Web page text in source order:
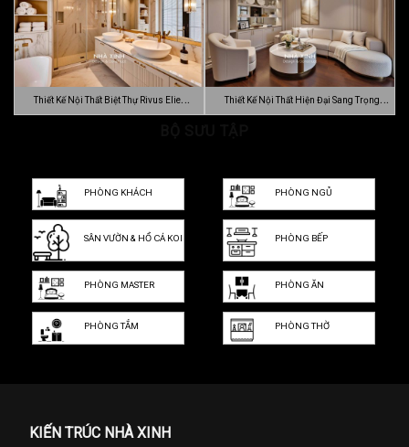
Thiết Kế Nội Thất Biệt Thự Rivus Elie Thiết Kế Nội Thất Hiện Đại Sang Trọng
PHÒNG KHÁCH PHÒNG NGỦ
SÂN VƯỜN & HỒ CÁ KOI PHÒNG BẾP
PHÒNG MASTER PHÒNG ĂN
PHÒNG TẮM PHÒNG THỜ
KIẾN TRÚC NHÀ XINH